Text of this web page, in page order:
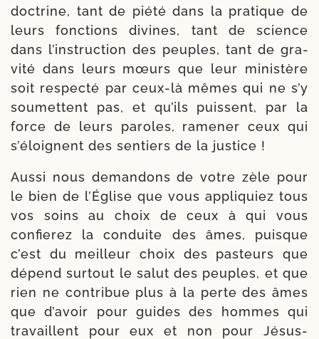
doc­trine, tant de pié­té dans la pra­tique de
leurs fonc­tions divines, tant de science
dans l’ins­truc­tion des peuples, tant de gra­
vi­té dans leurs mœurs que leur minis­tère
soit res­pec­té par ceux-​là mêmes qui ne s’y
sou­mettent pas, et qu’ils puissent, par la
force de leurs paroles, rame­ner ceux qui
s’é­loignent des sen­tiers de la justice !
Aussi nous deman­dons de votre zèle pour
le bien de l’Église que vous appli­quiez tous
vos soins au choix de ceux à qui vous
confie­rez la conduite des âmes, puisque
c’est du meilleur choix des pas­teurs que
dépend sur­tout le salut des peuples, et que
rien ne contri­bue plus à la perte des âmes
que d’a­voir pour guides des hommes qui
tra­vaillent pour eux et non pour Jésus-​